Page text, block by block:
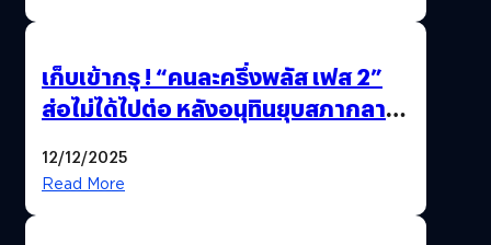
เก็บเข้ากรุ ! “คนละครึ่งพลัส เฟส 2”
ส่อไม่ได้ไปต่อ หลังอนุทินยุบสภากลาย
15 ธ.ค. นี้
12/12/2025
Read More